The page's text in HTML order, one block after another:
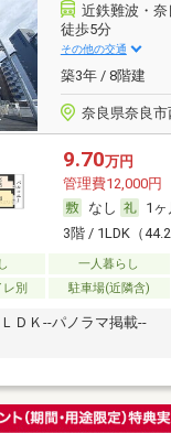
近鉄難波・
徒歩5分
その他の交通
築3年 / 8階建
奈良県奈良
9.70万円
管理費12,000円
なし
1ヶ
3階 / 1LDK（
一人暮らし
レ別
駐車場(近隣含)
ＤＫ--パノラマ掲載--